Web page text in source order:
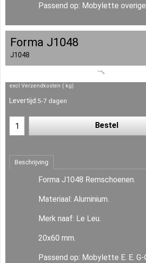
Passend op: Mobylette
Forma J1048
J1048
excl Verzendkosten kg
Levertijd:5-7 dagen
Bestel
Beschrijving
Forma J1048 Remschoenen.
Materiaal: Aluminium.
Merk naaf: Le Leu.
20x60 mm.
Passend op: Mobylette E. E. G-